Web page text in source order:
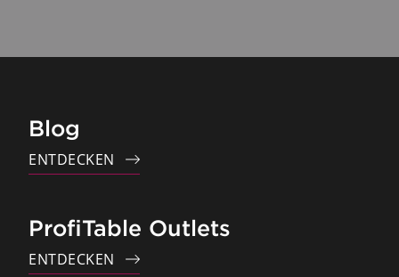
Blog
ENTDECKEN
ProfiTable Outlets
ENTDECKEN